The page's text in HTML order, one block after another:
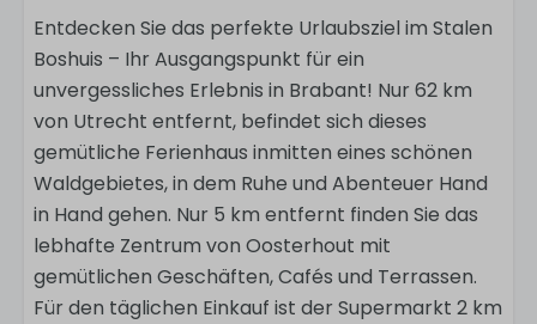
Entdecken Sie das perfekte Urlaubsziel im Stalen
Boshuis – Ihr Ausgangspunkt für ein
unvergessliches Erlebnis in Brabant! Nur 62 km
von Utrecht entfernt, befindet sich dieses
gemütliche Ferienhaus inmitten eines schönen
Waldgebietes, in dem Ruhe und Abenteuer Hand
in Hand gehen. Nur 5 km entfernt finden Sie das
lebhafte Zentrum von Oosterhout mit
gemütlichen Geschäften, Cafés und Terrassen.
Für den täglichen Einkauf ist der Supermarkt 2 km